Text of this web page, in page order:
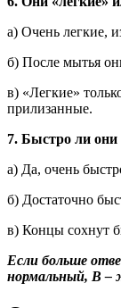
а) Очень легкие,
б) После мытья
в) «Легкие»
прилизанные.
7. Быстро ли они
а) Да, очень
б) Достаточно
в) Концы сохнут
Если больше
нормальный, В –